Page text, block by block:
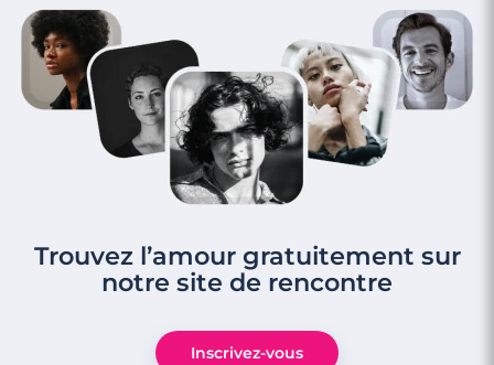
Trouvez l’amour gratuitement sur
notre site de rencontre
Inscrivez-vous